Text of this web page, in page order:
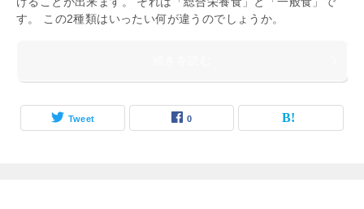
す。 この2種類はいったい何が違うのでしょうか。
Tweet 0